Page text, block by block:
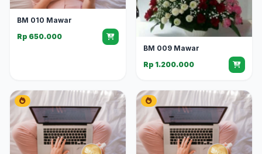
BM 010 Mawar
Rp 650.000
BM 009 Mawar
Rp 1.200.000